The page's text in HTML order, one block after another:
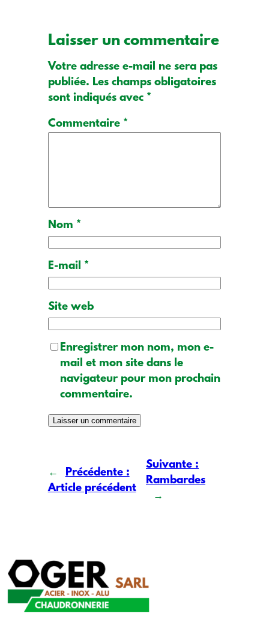
Laisser un commentaire
Votre adresse e-mail ne sera pas
publiée. Les champs obligatoires
sont indiqués avec *
Commentaire *
Nom *
E-mail *
Site web
Enregistrer mon nom, mon e-
mail et mon site dans le
navigateur pour mon prochain
commentaire.
←
Précédente :
Article précédent
Suivante :
Rambardes
→